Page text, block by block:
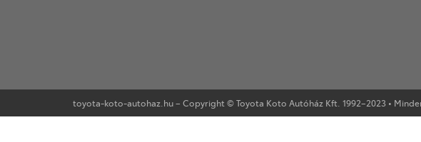
toyota-koto-autohaz.hu – Copyright © Toyota Koto Autóház Kft. 1992–2023 •